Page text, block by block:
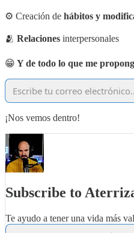
⚙️ Creación de hábitos y
🫂 Relaciones interpersonales
😁 Y de todo lo que me
¡Nos vemos dentro!
Subscribe to
Te ayudo a tener una vida más